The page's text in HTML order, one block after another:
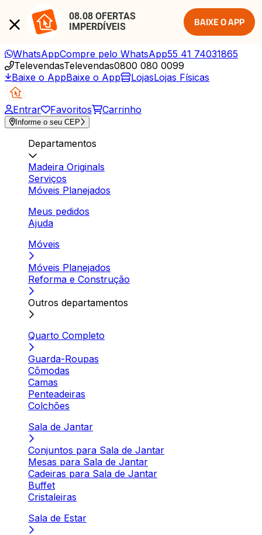
08.08 OFERTAS
IMPERDÍVEIS
BAIXE O APP
WhatsAppCompre pelo WhatsApp55 41 74031865
TelevendasTelevendas0800 080 0099
Baixe o AppBaixe o App LojasLojas Físicas
Entrar Favoritos Carrinho
Informe o seu CEP
Departamentos
Madeira Originals
Serviços
Móveis Planejados
Meus pedidos
Ajuda
Móveis
Móveis Planejados
Reforma e Construção
Outros departamentos
Quarto Completo
Guarda-Roupas
Cômodas
Camas
Penteadeiras
Colchões
Sala de Jantar
Conjuntos para Sala de Jantar
Mesas para Sala de Jantar
Cadeiras para Sala de Jantar
Buffet
Cristaleiras
Sala de Estar